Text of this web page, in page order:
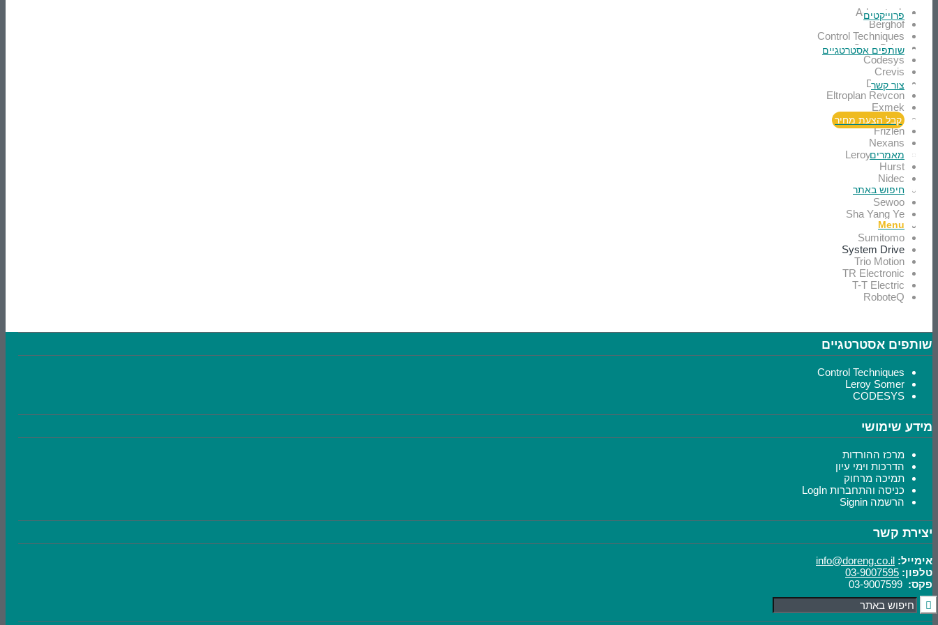
פרוייקטים
שותפים אסטרטגיים
צור קשר
קבל הצעת מחיר
מאמרים
חיפוש באתר
Menu
Advantech
Berghof
Control Techniques
Cone Drive
Codesys
Crevis
Destaco
Eltroplan Revcon
Exmek
Enerdoor
Frizlen
Nexans
Leroy Somer
Hurst
Nidec
Oemer
Sewoo
Sha Yang Ye
Siko
Sumitomo
System Drive
Trio Motion
TR Electronic
T-T Electric
RoboteQ
שותפים אסטרטגיים
Control Techniques
Leroy Somer
CODESYS
מידע שימושי
מרכז ההורדות
הדרכות וימי עיון
תמיכה מרחוק
כניסה והתחברות LogIn
הרשמה Signin
יצירת קשר
אימייל: info@doreng.co.il
טלפון: 03-9007595
פקס: